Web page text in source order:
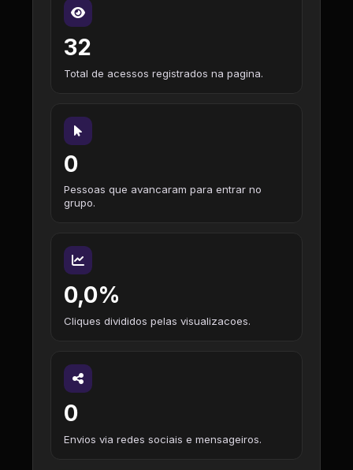
32
Total de acessos registrados na pagina.
0
Pessoas que avancaram para entrar no
grupo.
0,0%
Cliques divididos pelas visualizacoes.
0
Envios via redes sociais e mensageiros.